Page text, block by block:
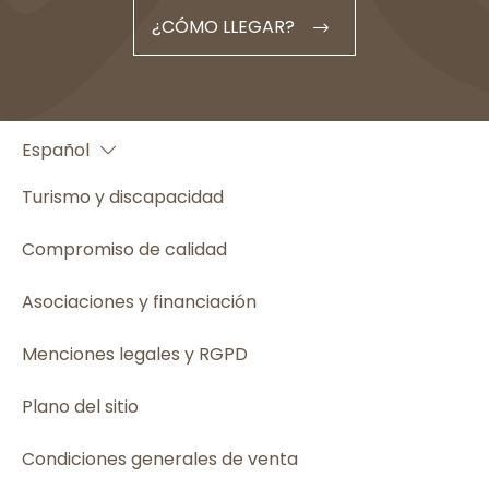
¿CÓMO LLEGAR?
Español
English
Turismo y discapacidad
Compromiso de calidad
Asociaciones y financiación
Menciones legales y RGPD
Plano del sitio
Condiciones generales de venta